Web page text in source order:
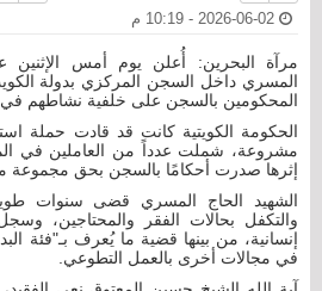
مرآة البحرين: أُعلن يوم أمس
المسري داخل السجن المركزي بدولة
المحكومين بالسجن على خلفية نشاطهم في
الحكومة الكويتية كانت قد قادت حملة
مشروعة، شملت عدداً من العاملين في
إثرها صدرت أحكامًا بالسجن بحق مجموعة
الشهيد الحاج المسري قضى سنوات
والتكفل بحالات الفقر والمحتاجين،
إنسانية، من بينها قضية ما يُعرف بـ"فئة
في مجالات أخرى بالعمل التطوعي.